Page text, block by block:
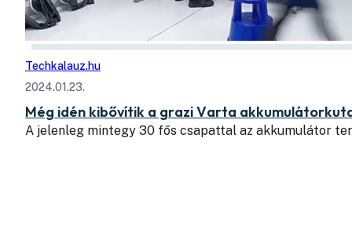
Techkalauz.hu
2024.01.23.
Még idén kibővítik a grazi Varta
A jelenleg mintegy 30 fős csapattal az akkumulátor